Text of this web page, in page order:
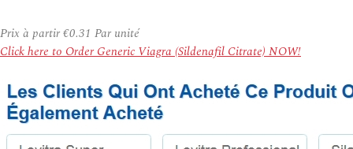
Prix à partir€0.31 Par unité
Click here to Order Generic Viagra (Sildenafil Citrate) NOW!